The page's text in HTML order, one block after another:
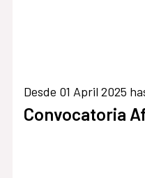
Desde 01 April 2025
Convocatoria